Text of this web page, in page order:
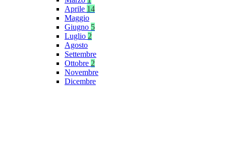
Aprile 14
Maggio
Giugno 5
Luglio 2
Agosto
Settembre
Ottobre 2
Novembre
Dicembre